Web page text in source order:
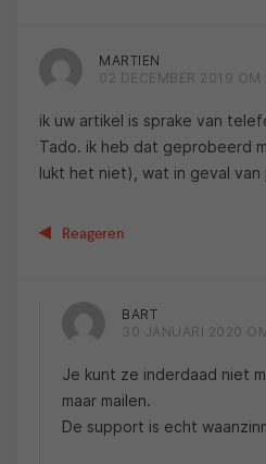
MARTIEN
02 DECEMBER 2019 OM
ik uw artikel is sprake van
Tado. ik heb dat geprobeerd
lukt het niet), wat in geval van
Reageren
BART
30 JANUARI 2020
Je kunt ze inderdaad niet
maar mailen.
De support is echt